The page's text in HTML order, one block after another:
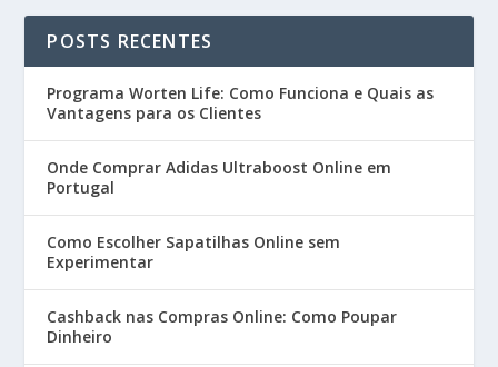
POSTS RECENTES
Programa Worten Life: Como Funciona e Quais as
Vantagens para os Clientes
Onde Comprar Adidas Ultraboost Online em
Portugal
Como Escolher Sapatilhas Online sem
Experimentar
Cashback nas Compras Online: Como Poupar
Dinheiro